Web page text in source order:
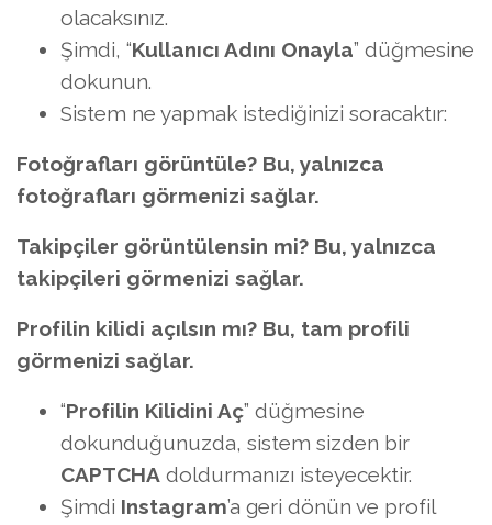
olacaksınız.
Şimdi, “Kullanıcı Adını Onayla” düğmesine
dokunun.
Sistem ne yapmak istediğinizi soracaktır:
Fotoğrafları görüntüle? Bu, yalnızca
fotoğrafları görmenizi sağlar.
Takipçiler görüntülensin mi? Bu, yalnızca
takipçileri görmenizi sağlar.
Profilin kilidi açılsın mı? Bu, tam profili
görmenizi sağlar.
“Profilin Kilidini Aç” düğmesine
dokunduğunuzda, sistem sizden bir
CAPTCHA doldurmanızı isteyecektir.
Şimdi Instagram’a geri dönün ve profil